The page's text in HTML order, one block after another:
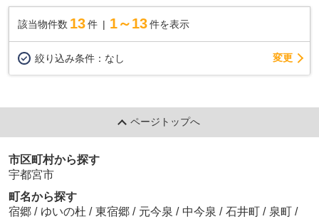
該当物件数 13件 1～13 件を表示
絞り込み条件： なし 変更
ページトップへ
市区町村から探す
宇都宮市
町名から探す
宿郷 / ゆいの杜 / 東宿郷 / 元今泉 / 中今泉 / 石井町 / 泉町 /